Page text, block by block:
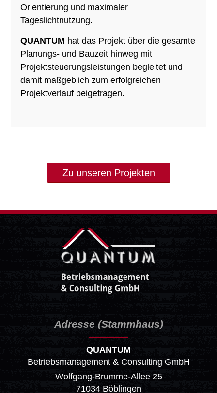
Orientierung und maximaler
Tageslichtnutzung.
QUANTUM hat das Projekt über die gesamte
Planungs- und Bauzeit hinweg mit
Projektsteuerungsleistungen begleitet und
damit maßgeblich zum erfolgreichen
Projektverlauf beigetragen.
Zu unseren Projekten
Adresse (Stammhaus)
QUANTUM
Betriebsmanagement & Consulting GmbH
Wolfgang-Brumme-Allee 25
71034 Böblingen